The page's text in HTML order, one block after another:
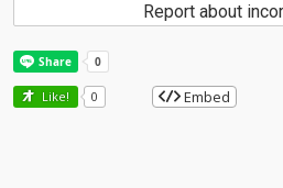
Report about
Like! 0 Embed